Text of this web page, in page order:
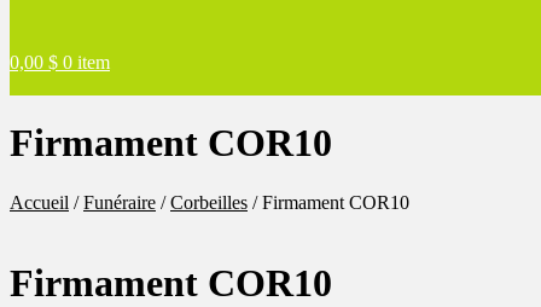
0,00 $ 0 item
Firmament COR10
Accueil /Funéraire /Corbeilles /Firmament COR10
Firmament COR10